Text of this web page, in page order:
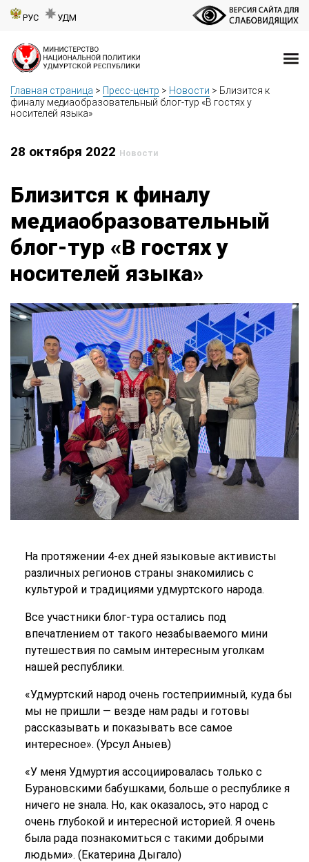
РУС УДМ
Главная страница > Пресс-центр > Новости > Близится к
финалу медиаобразовательный блог-тур «В гостях у
носителей языка»
28 октября 2022 Новости
Близится к финалу
медиаобразовательный
блог-тур «В гостях у
носителей языка»
На протяжении 4-ех дней языковые активисты
различных регионов страны знакомились с
культурой и традициями удмуртского народа.
Все участники блог-тура остались под
впечатлением от такого незабываемого мини
путешествия по самым интересным уголкам
нашей республики.
«Удмуртский народ очень гостеприимный, куда бы
мы не пришли — везде нам рады и готовы
рассказывать и показывать все самое
интересное». (Урсул Аныев)
«У меня Удмуртия ассоциировалась только с
Бурановскими бабушками, больше о республике я
ничего не знала. Но, как оказалось, это народ с
очень глубокой и интересной историей. Я очень
была рада познакомиться с такими добрыми
людьми». (Екатерина Дыгало)